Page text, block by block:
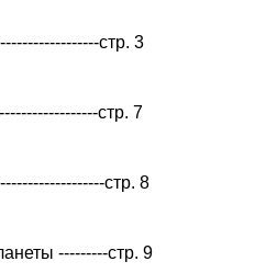
стр. 3
стр. 7
стр. 8
---------стр. 9